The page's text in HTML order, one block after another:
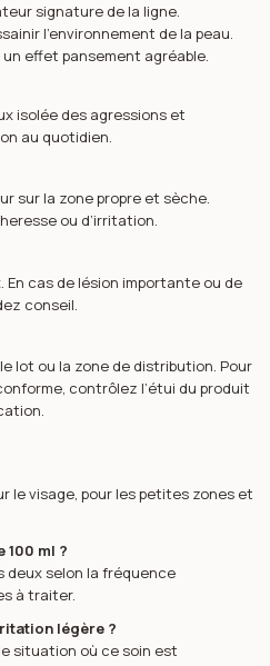
signature de la ligne.
l’environnement de la peau.
effet pansement agréable.
isolée des agressions et
au quotidien.
sur la zone propre et sèche.
ou d’irritation.
cas de lésion importante ou de
conseil.
lot ou la zone de distribution. Pour
contrôlez l’étui du produit
le visage, pour les petites zones et
100 ml ?
deux selon la fréquence
à traiter.
légère ?
situation où ce soin est